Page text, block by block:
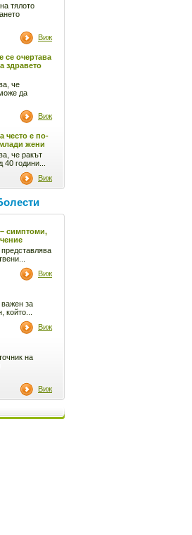
тялото
Виж
се очертава
здравето
че
да
Виж
често е по-
жени
че ракът
години...
Виж
симптоми,
Виж
за
който...
Виж
на
Виж